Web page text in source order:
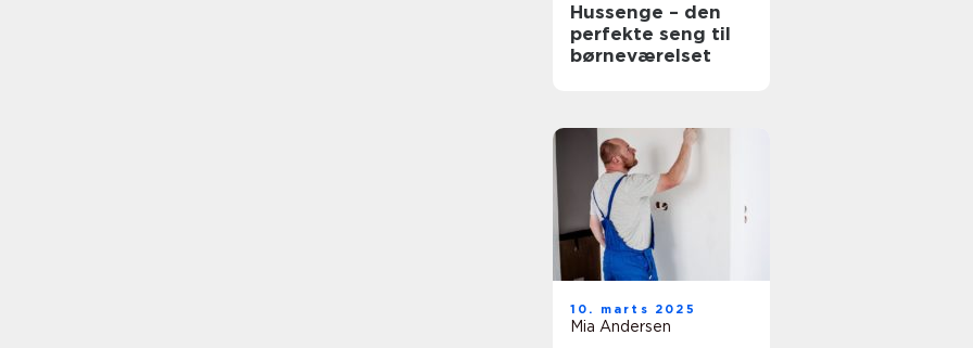
Hussenge – den
perfekte seng til
børneværelset
10. marts 2025
Mia Andersen